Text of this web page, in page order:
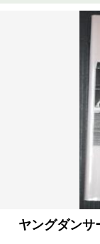
ヤングダンサ